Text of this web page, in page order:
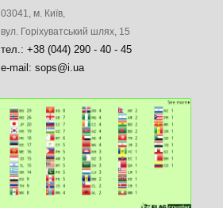
03041, м. Київ,
вул. Горіхуватський шлях, 15
тел.: +38 (044) 290 - 40 - 45
e-mail: sops@i.ua